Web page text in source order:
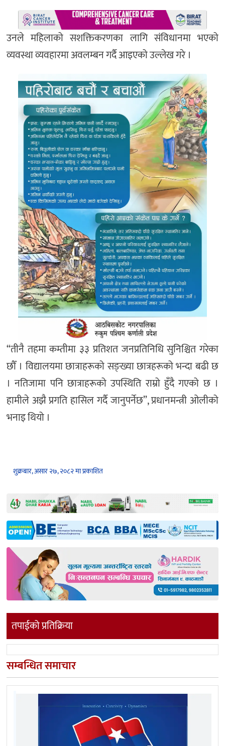
उनले महिलाको सशक्तिकरणका लागि संविधानमा भएको
व्यवस्था व्यवहारमा अवलम्बन गर्दै आइएको उल्लेख गरे ।
“तीनै तहमा कम्तीमा ३३ प्रतिशत जनप्रतिनिधि सुनिश्चित गरेका
छौँ । विद्यालयमा छात्राहरूको सङ्ख्या छात्रहरूको भन्दा बढी छ
। नतिजामा पनि छात्राहरूको उपस्थिति राम्रो हुँदै गएको छ ।
हामीले अझै प्रगति हासिल गर्दै जानुपर्नेछ”, प्रधानमन्त्री ओलीको
भनाइ थियो ।
शुक्रबार, असार २७, २०८२ मा प्रकाशित
तपाईको प्रतिक्रिया
सम्बन्धित समाचार